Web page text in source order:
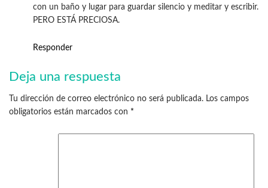
con un baño y lugar para guardar silencio y meditar y escribir.
PERO ESTÁ PRECIOSA.
Responder
Deja una respuesta
Tu dirección de correo electrónico no será publicada. Los campos
obligatorios están marcados con *